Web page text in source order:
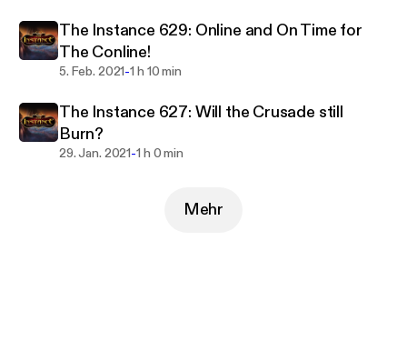
The Instance 629: Online and On Time for
The Conline!
5. Feb. 2021-1 h 10 min
The Instance 627: Will the Crusade still
Burn?
29. Jan. 2021-1 h 0 min
Mehr